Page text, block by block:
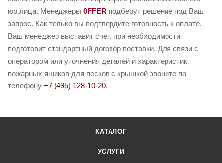
юр.лица. Менеджеры 0FFER подберут решение под Ваш
запрос. Как только вы подтвердите готовность к оплате,
Ваш менеджер выставит счет, при необходимости
подготовит стандартный договор поставки. Для связи с
оператором или уточнения деталей и характеристик
пожарных ящиков для песков с крышкой звоните по
телефону +7 (495) 128-10-20.
КАТАЛОГ
УСЛУГИ